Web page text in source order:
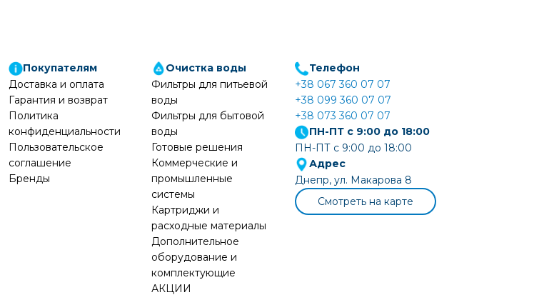
Покупателям
Доставка и оплата
Гарантия и возврат
Политика
конфиденциальности
Пользовательское
соглашение
Бренды
Очистка воды
Фильтры для питьевой
воды
Фильтры для бытовой
воды
Готовые решения
Коммерческие и
промышленные
системы
Картриджи и
расходные материалы
Дополнительное
оборудование и
комплектующие
АКЦИИ
Телефон
+38 067 360 07 07
+38 099 360 07 07
+38 073 360 07 07
ПН-ПТ с 9:00 до 18:00
ПН-ПТ с 9:00 до 18:00
Адрес
Днепр, ул. Макарова 8
Смотреть на карте